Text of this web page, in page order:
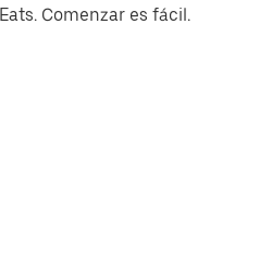
Comenzar es fácil.